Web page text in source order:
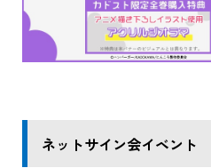
ネットサイン会イベント